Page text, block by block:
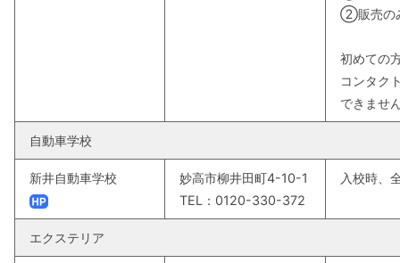
②販売の
初めての
コンタク
できませ
自動車学校
新井自動車学校
妙高市柳井田町4-10-1
TEL：0120-330-372
入校時、
エクステリア